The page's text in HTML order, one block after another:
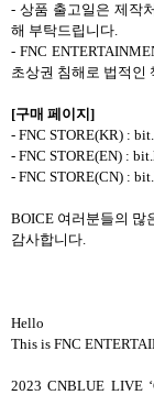
- 상품 출고일은 제작
해 부탁드립니다.
- FNC
초상권 침해로 법적인
[구매 페이지 ]
- FNC STORE(KR) :
- FNC STORE(EN) :
- FNC STORE(CN) :
BOICE 여러분들의 많
감사합니다.
Hello
This is FNC
2023 CNBLUE LIVE